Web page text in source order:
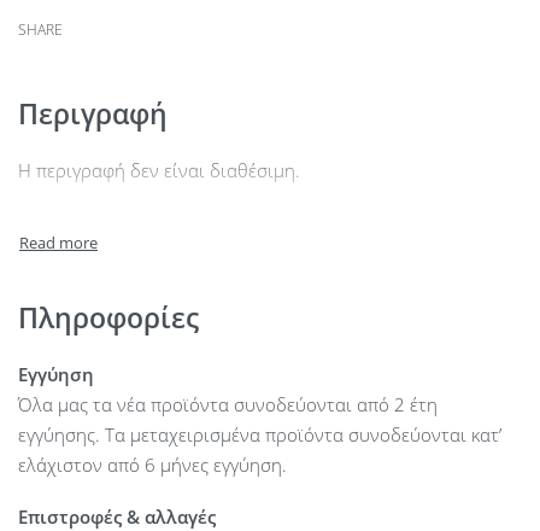
SHARE
Περιγραφή
Η περιγραφή δεν είναι διαθέσιμη.
Πληροφορίες
Εγγύηση
Όλα μας τα νέα προϊόντα συνοδεύονται από 2 έτη
εγγύησης. Τα μεταχειρισμένα προϊόντα συνοδεύονται κατ’
ελάχιστον από 6 μήνες εγγύηση.
Επιστροφές & αλλαγές